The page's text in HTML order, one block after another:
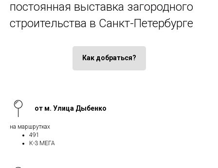
постоянная выставка загородного
строительства в Санкт-Петербурге
Как добраться?
от м. Улица Дыбенко
на маршрутках
491
К-3 МЕГА